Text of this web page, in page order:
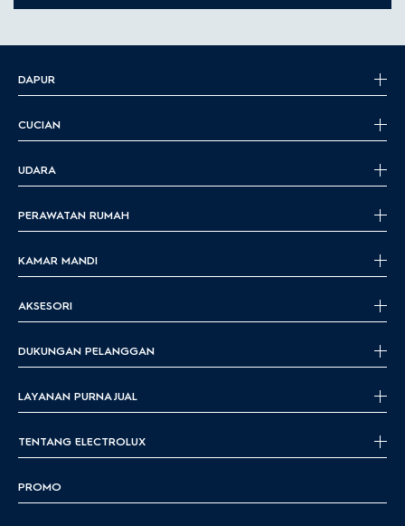
DAPUR
CUCIAN
UDARA
PERAWATAN RUMAH
KAMAR MANDI
AKSESORI
DUKUNGAN PELANGGAN
LAYANAN PURNA JUAL
TENTANG ELECTROLUX
PROMO